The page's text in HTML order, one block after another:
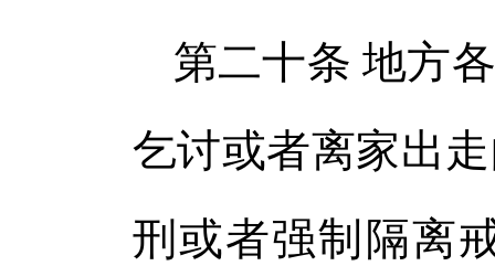
第二十条 地方
乞讨或者离家出
刑或者强制隔离